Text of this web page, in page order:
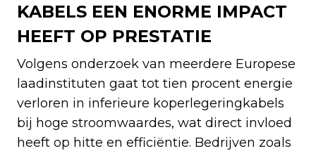
KABELS EEN ENORME IMPACT
HEEFT OP PRESTATIE
Volgens onderzoek van meerdere Europese
laadinstituten gaat tot tien procent energie
verloren in inferieure koperlegeringkabels
bij hoge stroomwaardes, wat direct invloed
heeft op hitte en efficiëntie. Bedrijven zoals